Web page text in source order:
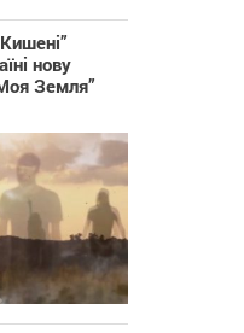
нову
Земля”